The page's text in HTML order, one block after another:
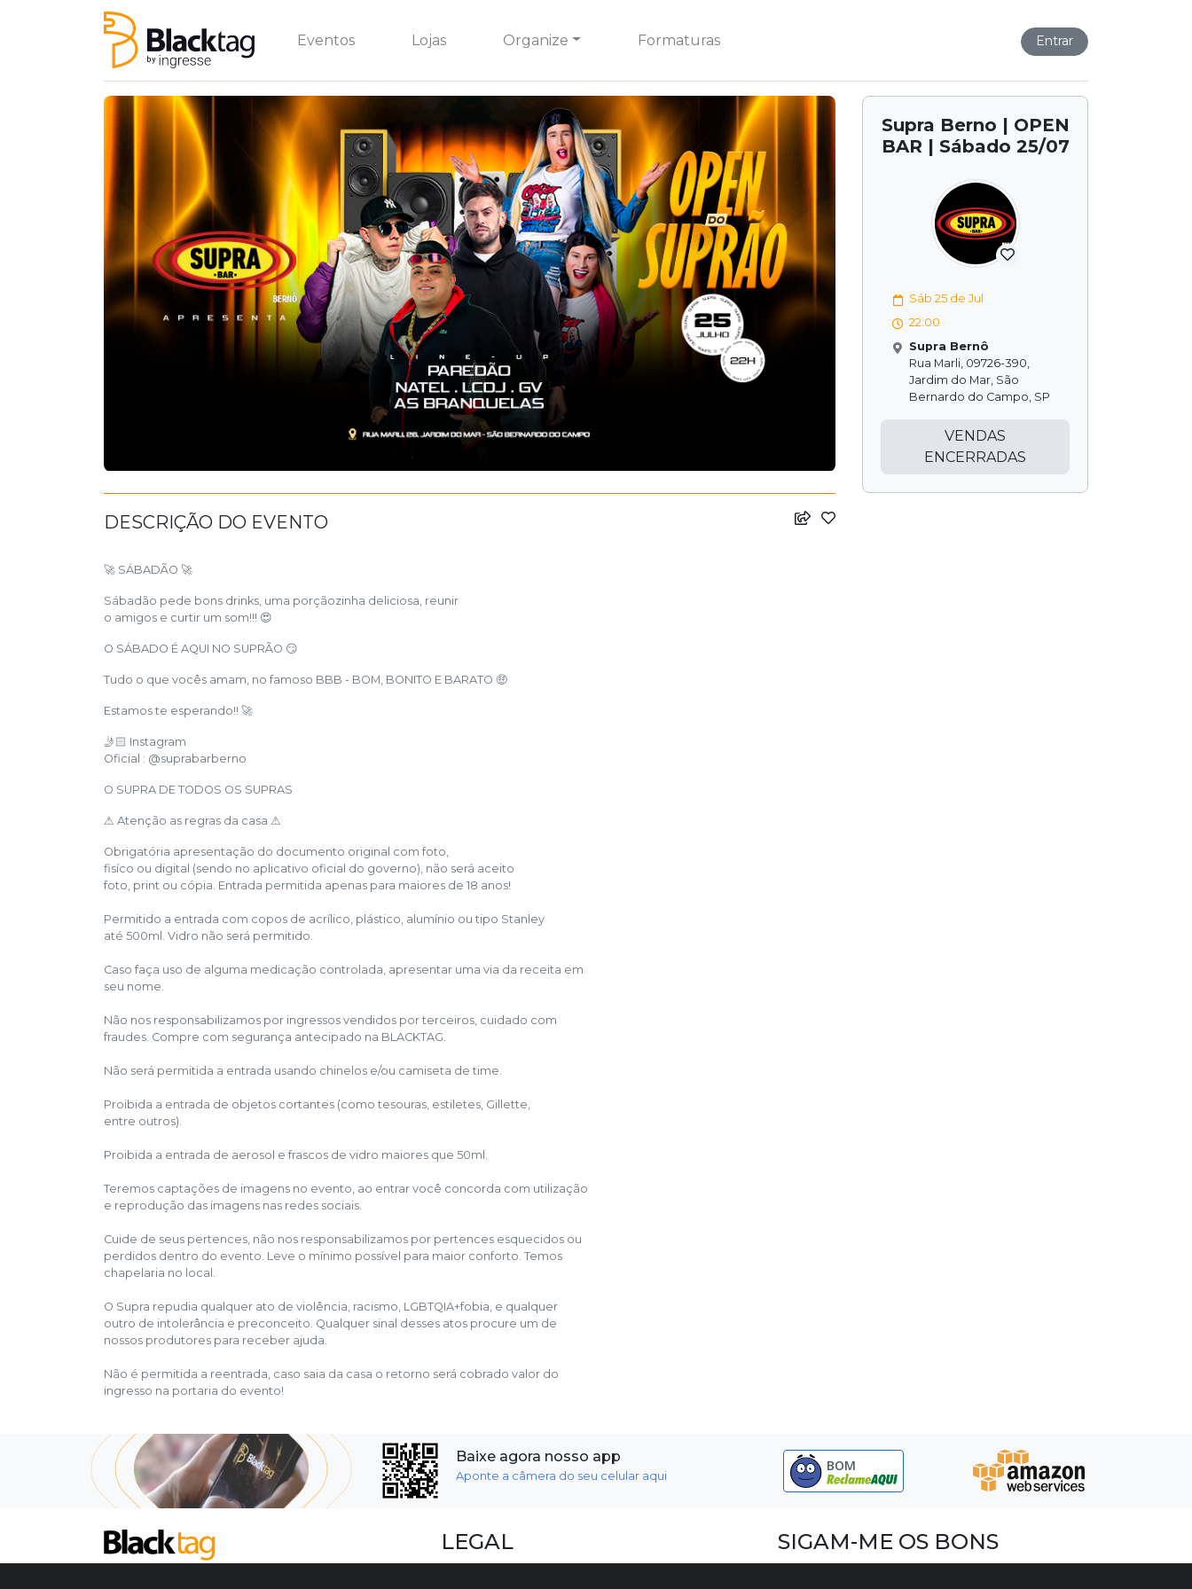
Eventos Lojas Organize Formaturas Entrar
Supra Berno | OPEN
BAR | Sábado 25/07
Sáb 25 de Jul
22:00
Supra Bernô
Rua Marli, 09726-390,
Jardim do Mar, São
Bernardo do Campo, SP
VENDAS
ENCERRADAS
DESCRIÇÃO DO EVENTO
🚀 SÁBADÃO 🚀
Sábadão pede bons drinks, uma porçãozinha deliciosa, reunir
o amigos e curtir um som!!! 😍
O SÁBADO É AQUI NO SUPRÃO 😏
Tudo o que vocês amam, no famoso BBB - BOM, BONITO E BARATO 🤑
Estamos te esperando!! 🚀
🤳🏻 Instagram
Oficial : @suprabarberno
O SUPRA DE TODOS OS SUPRAS
⚠ Atenção as regras da casa ⚠
Obrigatória apresentação do documento original com foto,
fisíco ou digital (sendo no aplicativo oficial do governo), não será aceito
foto, print ou cópia. Entrada permitida apenas para maiores de 18 anos!
Permitido a entrada com copos de acrílico, plástico, alumínio ou tipo Stanley
até 500ml. Vidro não será permitido.
Caso faça uso de alguma medicação controlada, apresentar uma via da receita em
seu nome.
Não nos responsabilizamos por ingressos vendidos por terceiros, cuidado com
fraudes. Compre com segurança antecipado na BLACKTAG.
Não será permitida a entrada usando chinelos e/ou camiseta de time.
Proibida a entrada de objetos cortantes (como tesouras, estiletes, Gillette,
entre outros).
Proibida a entrada de aerosol e frascos de vidro maiores que 50ml.
Teremos captações de imagens no evento, ao entrar você concorda com utilização
e reprodução das imagens nas redes sociais.
Cuide de seus pertences, não nos responsabilizamos por pertences esquecidos ou
perdidos dentro do evento. Leve o mínimo possível para maior conforto. Temos
chapelaria no local.
O Supra repudia qualquer ato de violência, racismo, LGBTQIA+fobia, e qualquer
outro de intolerância e preconceito. Qualquer sinal desses atos procure um de
nossos produtores para receber ajuda.
Não é permitida a reentrada, caso saia da casa o retorno será cobrado valor do
ingresso na portaria do evento!
Baixe agora nosso app
Aponte a câmera do seu celular aqui
BOM
LEGAL SIGAM-ME OS BONS